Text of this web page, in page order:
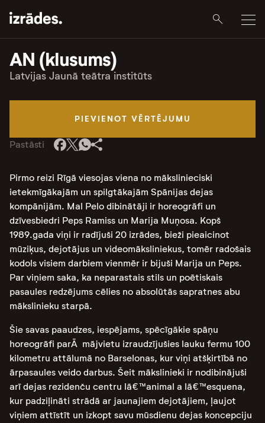
AN (klusums)
Latvijas Jaunā teātra institūts
PIEVIENOT VĒRTĒJUMU
Pastāsti
Pirmo reizi Rīgā viesojas viena no mākslinieciski
ietekmīgākajām un spilgtākajām Spānijas dejas
kompānijām. Mal Pelo dibinātāji ir horeogrāfi un
dzīvesbiedri Peps Ramiss un Marija Muņosa. Kopš
1989.gada viņi ir radījuši 20 izrādes, bieži pieaicinot
mūziķus, dejotājus un videomāksliniekus, tomēr radošais
kodols visiem darbiem vienmēr ir bijuši Marija un Peps.
Par viņiem saka, ka neparastais stils un poētiskais
pasaules redzējums cēlies no absolūtās sapratnes abu
mākslinieku starpā.
Šie savas paaudzes, iespējams, spēcīgākie spāņu
horeogrāfi parĀ mājvietu izraudzījušies lauku fermu 100
kilometru attālumā no Barselonas, kur viņi atšķirtībā no
ārpasaules veido darbus. Šeit mākslinieki ir nodibinājuši
arī dejas rezidenču centru lā€™animal a lā€™esquena,
kur padziļināti strādā ar jaunajiem dejotājiem, ļaujot
viņiem attīstīt un izkopt savu mūsdienu dejas koncepciju